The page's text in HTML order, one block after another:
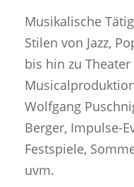
Musikalische
Stilen von Jazz,
bis hin zu
Wolfgang
Berger, Impulse-
Festspiele,
uvm.